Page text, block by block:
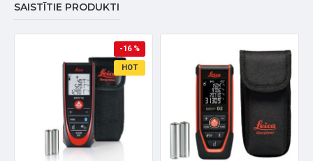
400 g
40 cm
Mērīšanas sliede:25 x 5 mm, plakans profils
SAISTĪTIE PRODUKTI
HOT
-16 %